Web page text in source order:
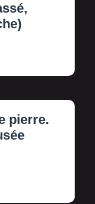
pierre.